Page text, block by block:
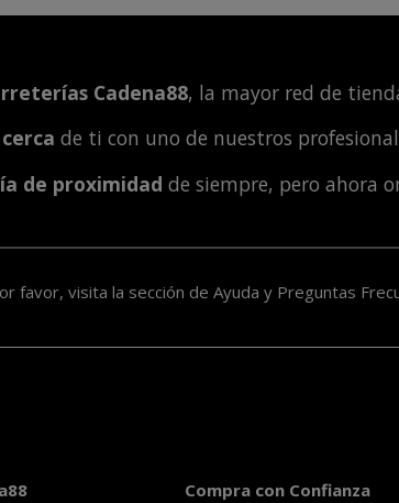
Cadena88, la mayor red de
de ti con uno de nuestros
de proximidad de siempre, pero ahora
favor, visita la sección de Ayuda y Preguntas
Compra con Confianza